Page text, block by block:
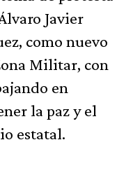
Javier
como nuevo
Militar, con
en
la paz y el
estatal.